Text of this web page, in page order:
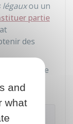
ou un
partie
des
civile lors de
de la
and
what